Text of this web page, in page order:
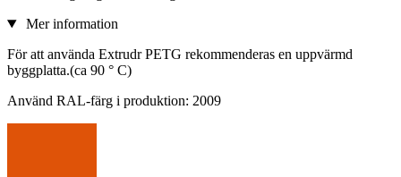
Mer information
För att använda Extrudr PETG rekommenderas en uppvärmd
byggplatta.(ca 90 ° C)
Använd RAL-färg i produktion: 2009